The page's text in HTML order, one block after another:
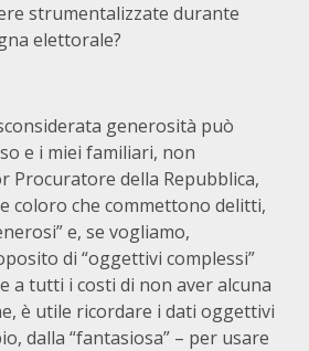
strumentalizzate durante
elettorale?
generosità può
e i miei familiari, non
Procuratore della Repubblica,
coloro che commettono delitti,
e, se vogliamo,
di “oggettivi complessi”
a tutti i costi di non aver alcuna
è utile ricordare i dati oggettivi
dalla “fantasiosa” – per usare